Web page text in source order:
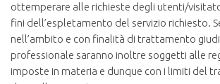
ottemperare alle richieste degli utenti/
fini dell’espletamento del servizio richiesto.
nell’ambito e con finalità di trattamento
professionale saranno inoltre soggetti alle
imposte in materia e dunque con i limiti del